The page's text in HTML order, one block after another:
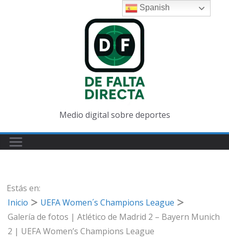
Medio digital sobre deportes
Estás en:
Inicio
UEFA Women´s Champions League
Galería de fotos | Atlético de Madrid 2 – Bayern Munich
2 | UEFA Women’s Champions League
Spanish